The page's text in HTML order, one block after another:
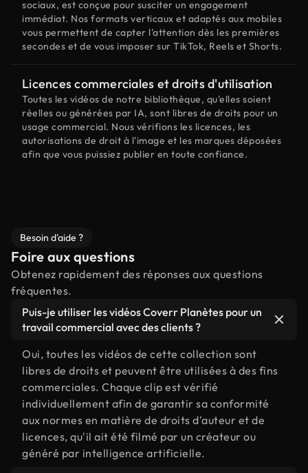
sociaux, est conçue pour susciter un engagement
immédiat. Nos formats verticaux et adaptés aux mobiles
vous permettent de capter l'attention dès les premières
secondes et de vous imposer sur TikTok, Reels et Shorts.
Licences commerciales et droits d'utilisation
Toutes les vidéos de notre bibliothèque, qu'elles soient
réelles ou générées par IA, sont libres de droits pour un
usage commercial. Nous vérifions les licences, les
autorisations de droit à l'image et les marques déposées
afin que vous puissiez publier en toute confiance.
Besoin d'aide ?
Foire aux questions
Obtenez rapidement des réponses aux questions
fréquentes.
Puis-je utiliser les vidéos Coverr Planètes pour un
travail commercial avec des clients ?
Oui, toutes les vidéos de cette collection sont
libres de droits et peuvent être utilisées à des fins
commerciales. Chaque clip est vérifié
individuellement afin de garantir sa conformité
aux normes en matière de droits d'auteur et de
licences, qu'il ait été filmé par un créateur ou
généré par intelligence artificielle.